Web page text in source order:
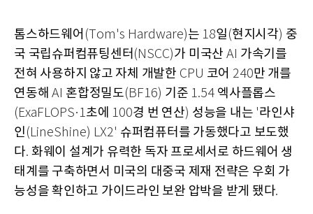
톰스하드웨어 (Tom's Hardware)는 18일 (현지시각) 중
국 국립슈퍼컴퓨팅센터 (NSCC)가 미국산 AI 가속기를
전혀 사용하지 않고 자체 개발한 CPU 코어 240만 개를
연동해 AI 혼합정밀도(BF16) 기준 1.54 엑사플롭스
(ExaFLOPS·1초에 100경 번 연산) 성능을 내는 '라인샤
인 (LineShine) LX2' 슈퍼컴퓨터를 가동했다고 보도했
다. 화웨이 설계가 유력한 독자 프로세서로 하드웨어 생
태계를 구축하면서 미국의 대중국 제재 전략은 우회 가
능성을 확인하고 가이드라인 보완 압박을 받게 됐다.